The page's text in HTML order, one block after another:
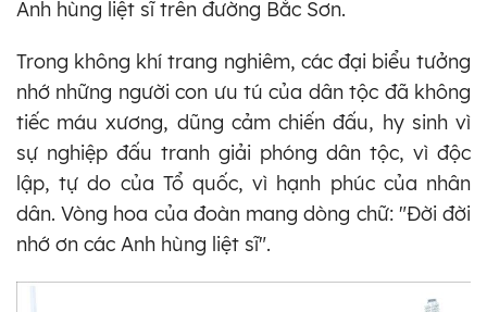
Anh hùng liệt sĩ trên đường Bắc Sơn.
Trong không khí trang nghiêm, các đại biểu tưởng
nhớ những người con ưu tú của dân tộc đã không
tiếc máu xương, dũng cảm chiến đấu, hy sinh vì
sự nghiệp đấu tranh giải phóng dân tộc, vì độc
lập, tự do của Tổ quốc, vì hạnh phúc của nhân
dân. Vòng hoa của đoàn mang dòng chữ: "Đời đời
nhớ ơn các Anh hùng liệt sĩ".